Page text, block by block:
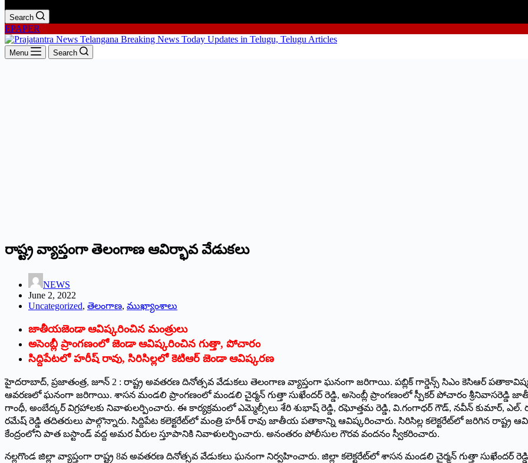
Search
EPAPER
Menu Search
రాష్ట్ర వ్యాప్తంగా తెలంగాణ ఆవిర్భావ వేడుకలు
NEWS
June 2, 2022
Uncategorized, తెలంగాణ, ముఖ్యాంశాలు
జాతీయజెండా ఆవిష్కరించిన మంత్రులు
అసెంబ్లీ ప్రాంగణంలో జెండా ఆవిష్కరించిన గుత్తా, పోచారం
సిద్దిపేటలో హరీష్‌ ‌రావు, సిరిసిల్లలో కెటిఆర్‌ ‌జెండా ఆవిష్కరణ
హైదరాబాద్‌, ‌ప్రజాతంత్ర, జూన్‌ 2 : ‌రాష్ట్ర అవతరణ దినోత్సవ వేడుకలు తెలంగాణ వ్యాప్తంగా ఘనంగా జరిగాయి. పబ్లిక్‌ ‌గార్డెన్స్ ‌సిఎం కెసిఆర్‌
ఆవరణలో ఘనంగా జరిగాయి. శాసన మండలి ప్రాంగణంలో మండలి చైర్మన్‌ ‌గుత్తా సుఖేందర్‌ ‌రెడ్డి, అసెంబ్లీ ప్రాంగణంలో స్పీకర్‌ ‌పోచారం
గాంధీ, అంబేద్కర్‌ ‌విగ్రహాలకు నివాళులర్పించారు. ఈ కార్యక్రమంలో ఎమ్మెల్సీలు శేరి శుభాష్‌ ‌రెడ్డి, రఘోత్తమ రెడ్డి, వి.గంగాధర్‌ ‌గౌడ్‌, ‌నవీన్‌ ‌కుమార్‌,
రమేష్‌ ‌రెడ్డి తదితరులు పాల్గొన్నారు. సిద్దిపేట కలెక్టరేట్‌లో మంత్రి హరీశ్‌ ‌రావు జాతీయ పతాకాన్ని ఆవిష్కరించారు. సిరిసిల్ల కలెక్టరేట్‌లో జరిగిన
కేంద్రంలోని పాత బస్టాండ్‌ ‌వద్ద అమర వీరుల స్తూపానికి నివాళులర్పించారు. అనంతరం పోలీసుల గౌరవ వందనం స్వీకరించారు.
నల్లగొండ జిల్లా వ్యాప్తంగా రాష్ట్ర 8వ అవతరణ దినోత్సవ వేడుకలు ఘనంగా నిర్వహించారు. జిల్లా కలెక్టరేట్‌లో శాసన మండలి చైర్మన్‌ ‌గుత్తా